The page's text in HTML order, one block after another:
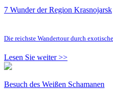
7 Wunder der Region Krasnojarsk
Die reichste Wandertour durch
Lesen Sie weiter >>
Besuch des Weißen Schamanen